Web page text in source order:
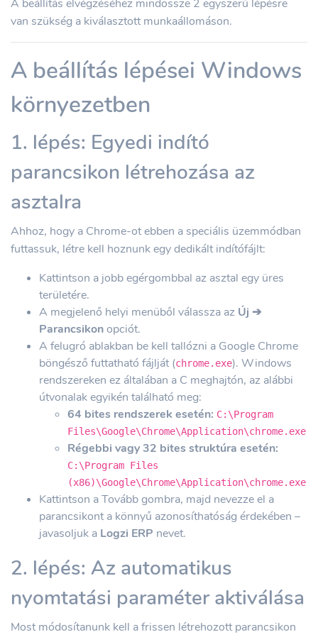
A beállítás elvégzéséhez mindössze 2 egyszerű lépésre
van szükség a kiválasztott munkaállomáson.
A beállítás lépései Windows
környezetben
1. lépés: Egyedi indító
parancsikon létrehozása az
asztalra
Ahhoz, hogy a Chrome-ot ebben a speciális üzemmódban
futtassuk, létre kell hoznunk egy dedikált indítófájlt:
Kattintson a jobb egérgombbal az asztal egy üres
területére.
A megjelenő helyi menüből válassza az Új ➔
Parancsikonopciót.
A felugró ablakban be kell tallózni a Google Chrome
böngésző futtatható fájlját (chrome.exe). Windows
rendszereken ez általában a C meghajtón, az alábbi
útvonalak egyikén található meg:
64 bites rendszerek esetén: C:\Program
Files\Google\Chrome\Application\chrome.exe
Régebbi vagy 32 bites struktúra esetén:
C:\Program Files
(x86)\Google\Chrome\Application\chrome.exe
Kattintson a Tovább gombra, majd nevezze el a
parancsikont a könnyű azonosíthatóság érdekében –
javasoljuk a Logzi ERP nevet.
2. lépés: Az automatikus
nyomtatási paraméter aktiválása
Most módosítanunk kell a frissen létrehozott parancsikon